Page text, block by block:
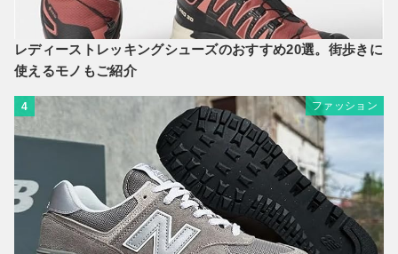
レディーストレッキングシューズのおすすめ20選。街歩きに
使えるモノもご紹介
4 ファッション